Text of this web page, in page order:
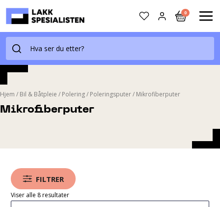
Skip
content
0
Mikrofiberputer
Hjem / Bil & Båtpleie / Polering/ Poleringsputer/ Mikrofiberputer
FILTRER
Viser alle 8 resultater